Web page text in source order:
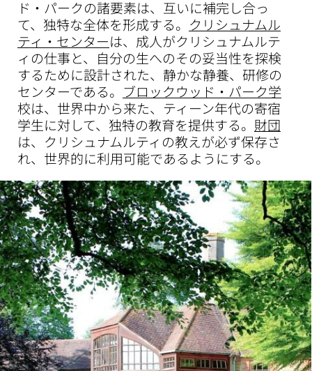
ド・パークの諸要素は、互いに補完し合っ
て、独特な全体を形成する。 クリシュナムル
ティ・センターは、成人がクリシュナムルテ
ィの仕事と、自分の生へのその妥当性を探検
するために設計された、静かな静養、研修の
センターである。 ブロックウッド・パーク学
校は、世界中から来た、ティーン年代の寄宿
学生に対して、独特の教育を提供する。 財団
は、クリシュナムルティの教えが必ず保存さ
れ、世界的に利用可能であるようにする。